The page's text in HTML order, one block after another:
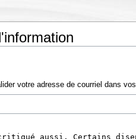
votre adresse de courriel dans vos